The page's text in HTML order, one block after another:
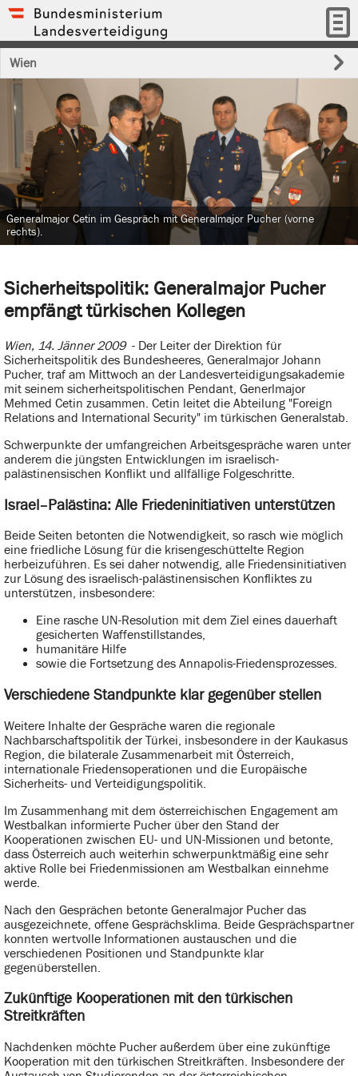
Wien
Sicherheitspolitik: Generalmajor Pucher
empfängt türkischen Kollegen
Wien, 14. Jänner 2009 - Der Leiter der Direktion für
Sicherheitspolitik des Bundesheeres, Generalmajor Johann
Pucher, traf am Mittwoch an der Landesverteidigungsakademie
mit seinem sicherheitspolitischen Pendant, Generlmajor
Mehmed Cetin zusammen. Cetin leitet die Abteilung "Foreign
Relations and International Security" im türkischen Generalstab.
Schwerpunkte der umfangreichen Arbeitsgespräche waren unter
anderem die jüngsten Entwicklungen im israelisch-
palästinensischen Konflikt und allfällige Folgeschritte.
Israel–Palästina: Alle Friedeninitiativen unterstützen
Beide Seiten betonten die Notwendigkeit, so rasch wie möglich
eine friedliche Lösung für die krisengeschüttelte Region
herbeizuführen. Es sei daher notwendig, alle Friedensinitiativen
zur Lösung des israelisch-palästinensischen Konfliktes zu
unterstützen, insbesondere:
Eine rasche UN-Resolution mit dem Ziel eines dauerhaft
gesicherten Waffenstillstandes,
humanitäre Hilfe
sowie die Fortsetzung des Annapolis-Friedensprozesses.
Verschiedene Standpunkte klar gegenüber stellen
Weitere Inhalte der Gespräche waren die regionale
Nachbarschaftspolitik der Türkei, insbesondere in der Kaukasus
Region, die bilaterale Zusammenarbeit mit Österreich,
internationale Friedensoperationen und die Europäische
Sicherheits- und Verteidigungspolitik.
Im Zusammenhang mit dem österreichischen Engagement am
Westbalkan informierte Pucher über den Stand der
Kooperationen zwischen EU- und UN-Missionen und betonte,
dass Österreich auch weiterhin schwerpunktmäßig eine sehr
aktive Rolle bei Friedenmissionen am Westbalkan einnehme
werde.
Nach den Gesprächen betonte Generalmajor Pucher das
ausgezeichnete, offene Gesprächsklima. Beide Gesprächspartner
konnten wertvolle Informationen austauschen und die
verschiedenen Positionen und Standpunkte klar
gegenüberstellen.
Zukünftige Kooperationen mit den türkischen
Streitkräften
Nachdenken möchte Pucher außerdem über eine zukünftige
Kooperation mit den türkischen Streitkräften. Insbesondere der
Generalmajor Cetin im Gespräch mit Generalmajor Pucher (vorne
rechts).